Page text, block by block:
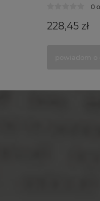
0
228,45 zł